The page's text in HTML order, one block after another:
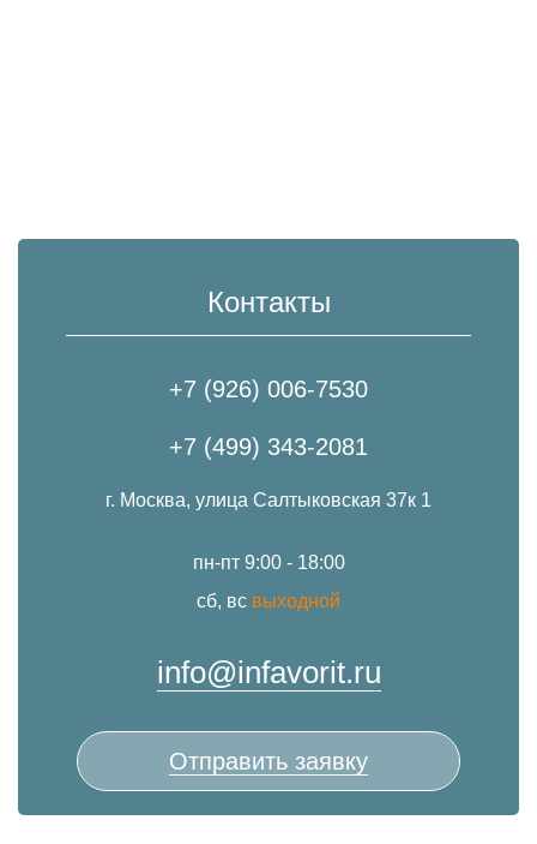
Контакты
+7 (926) 006-7530
+7 (499) 343-2081
г. Москва, улица Салтыковская 37к 1
пн-пт 9:00 - 18:00
сб, вс выходной
info@infavorit.ru
Отправить заявку